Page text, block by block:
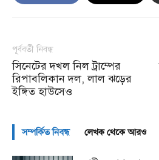
পূর্ববর্তী নিবন্ধ
সিনেটের দখল নিল ট্রাম্পের
রিপাবলিকান দল, লাল ঝড়ের
ইঙ্গিত হাউসেও
সম্পর্কিত নিবন্ধ লেখক থেকে আরও